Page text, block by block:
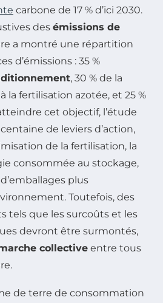
carbone de 17 % d’ici 2030.
des émissions de
a montré une répartition
d’émissions : 35 %
, 30 % de la
la fertilisation azotée, et 25 %
cet objectif, l’étude
de leviers d’action,
de la fertilisation, la
consommée au stockage,
plus
Toutefois, des
tels que les surcoûts et les
devront être surmontés,
collective entre tous
de terre de consommation